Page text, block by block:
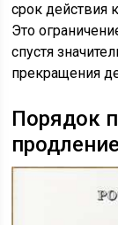
срок действия
Это
спустя
прекращения
Порядок